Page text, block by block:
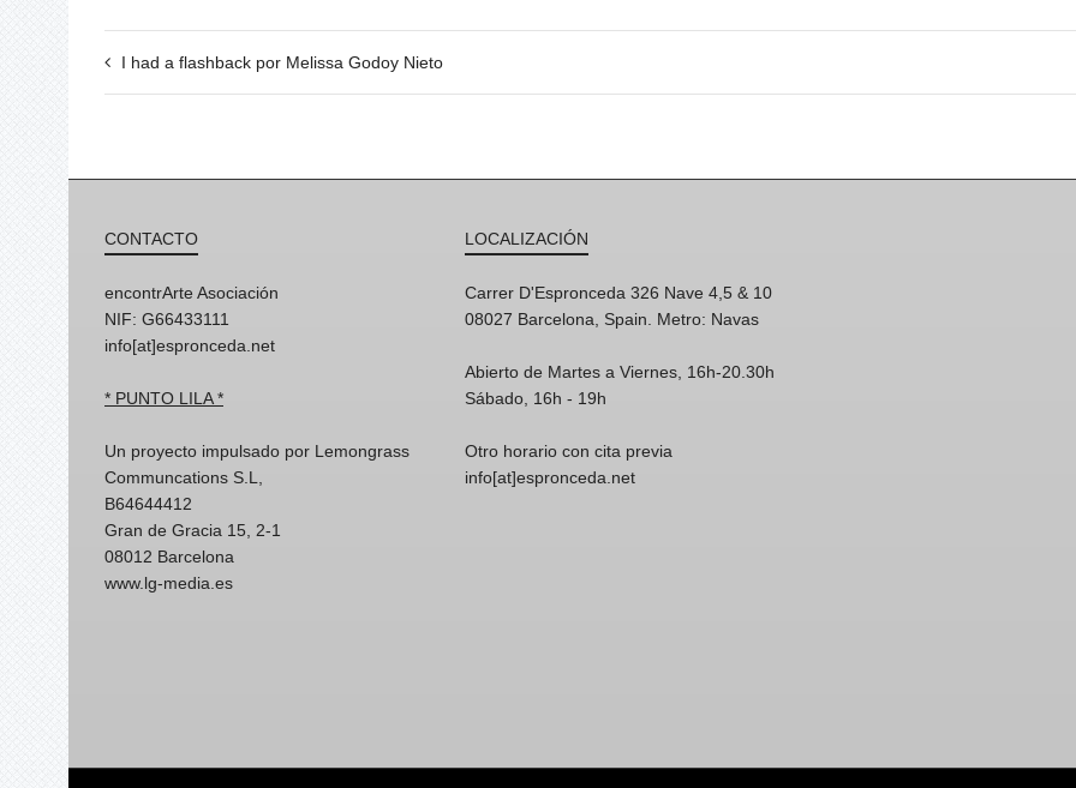
I had a flashback por Melissa Godoy Nieto
CONTACTO
encontrArte Asociación
NIF: G66433111
info[at]espronceda.net
* PUNTO LILA *
Un proyecto impulsado por Lemongrass
Communcations S.L,
B64644412
Gran de Gracia 15, 2-1
08012 Barcelona
www.lg-media.es
LOCALIZACIÓN
Carrer D'Espronceda 326 Nave 4,5 & 10
08027 Barcelona, Spain. Metro: Navas
Abierto de Martes a Viernes, 16h-20.30h
Sábado, 16h - 19h
Otro horario con cita previa
info[at]espronceda.net